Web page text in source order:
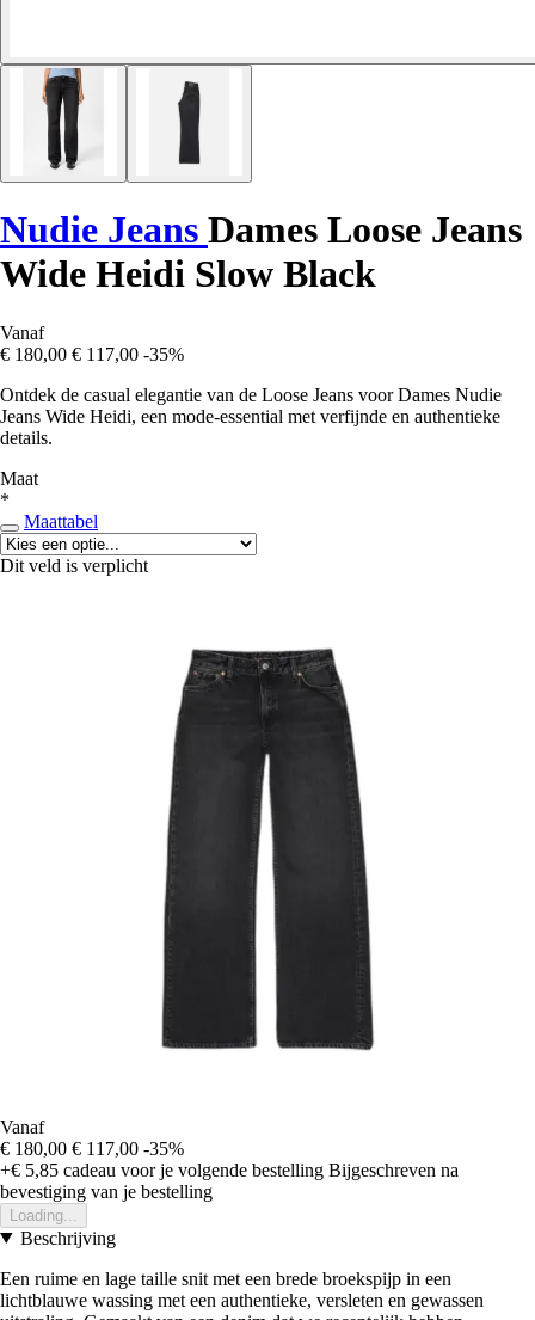
Nudie Jeans Dames Loose Jeans
Wide Heidi Slow Black
Vanaf
€ 180,00 € 117,00 -35%
Ontdek de casual elegantie van de Loose Jeans voor Dames Nudie
Jeans Wide Heidi, een mode-essential met verfijnde en authentieke
details.
Maat
*
Maattabel
Dit veld is verplicht
Vanaf
€ 180,00 € 117,00 -35%
+€ 5,85 cadeau voor je volgende bestelling Bijgeschreven na
bevestiging van je bestelling
Loading...
Beschrijving
Een ruime en lage taille snit met een brede broekspijp in een
lichtblauwe wassing met een authentieke, versleten en gewassen